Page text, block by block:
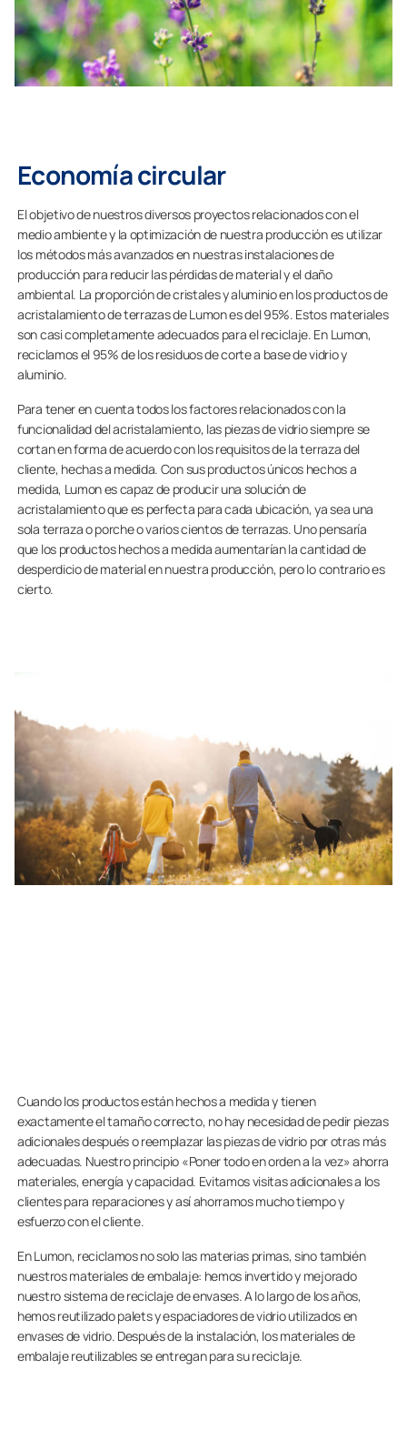
Economía circular
El objetivo de nuestros diversos proyectos relacionados con el
medio ambiente y la optimización de nuestra producción es utilizar
los métodos más avanzados en nuestras instalaciones de
producción para reducir las pérdidas de material y el daño
ambiental. La proporción de cristales y aluminio en los productos de
acristalamiento de terrazas de Lumon es del 95%. Estos materiales
son casi completamente adecuados para el reciclaje. En Lumon,
reciclamos el 95% de los residuos de corte a base de vidrio y
aluminio.
Para tener en cuenta todos los factores relacionados con la
funcionalidad del acristalamiento, las piezas de vidrio siempre se
cortan en forma de acuerdo con los requisitos de la terraza del
cliente, hechas a medida. Con sus productos únicos hechos a
medida, Lumon es capaz de producir una solución de
acristalamiento que es perfecta para cada ubicación, ya sea una
sola terraza o porche o varios cientos de terrazas. Uno pensaría
que los productos hechos a medida aumentarían la cantidad de
desperdicio de material en nuestra producción, pero lo contrario es
cierto.
Cuando los productos están hechos a medida y tienen
exactamente el tamaño correcto, no hay necesidad de pedir piezas
adicionales después o reemplazar las piezas de vidrio por otras más
adecuadas. Nuestro principio «Poner todo en orden a la vez» ahorra
materiales, energía y capacidad. Evitamos visitas adicionales a los
clientes para reparaciones y así ahorramos mucho tiempo y
esfuerzo con el cliente.
En Lumon, reciclamos no solo las materias primas, sino también
nuestros materiales de embalaje: hemos invertido y mejorado
nuestro sistema de reciclaje de envases. A lo largo de los años,
hemos reutilizado palets y espaciadores de vidrio utilizados en
envases de vidrio. Después de la instalación, los materiales de
embalaje reutilizables se entregan para su reciclaje.